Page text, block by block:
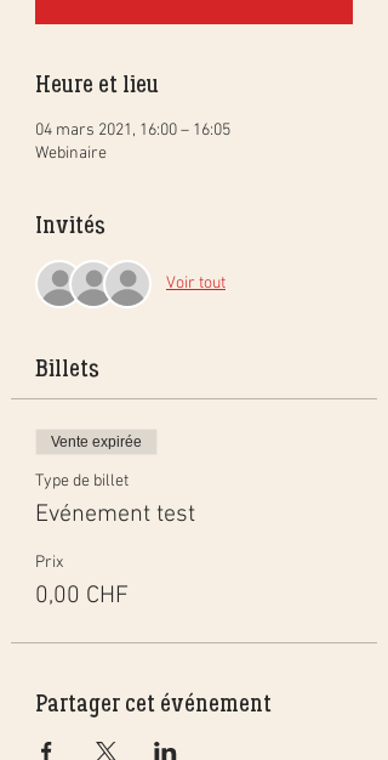
Heure et lieu
04 mars 2021, 16:00 – 16:05
Webinaire
Invités
Voir tout
Billets
Vente expirée
Type de billet
Evénement test
Prix
0,00 CHF
Partager cet événement